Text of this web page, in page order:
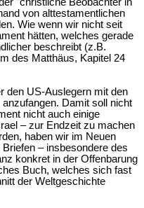
von alttestamentlichen
Wie wenn wir nicht seit
hätten, welches gerade
beschreibt (z.B.
des Matthäus, Kapitel 24
den US-Auslegern mit den
Damit soll nicht
nicht auch einige
– zur Endzeit zu machen
haben wir im Neuen
– insbesondere des
konkret in der Offenbarung
Buch, welches sich fast
der Weltgeschichte